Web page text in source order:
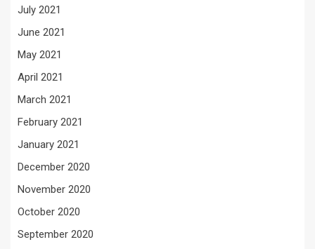
July 2021
June 2021
May 2021
April 2021
March 2021
February 2021
January 2021
December 2020
November 2020
October 2020
September 2020